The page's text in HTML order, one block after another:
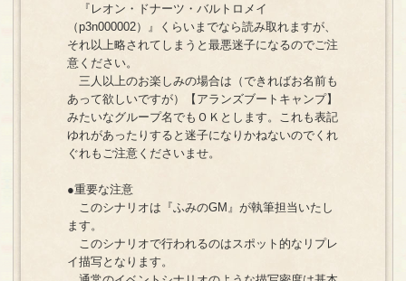
『レオン・ドナーツ・バルトロメイ
（p3n000002）』くらいまでなら読み取れますが、
それ以上略されてしまうと最悪迷子になるのでご注
意ください。
三人以上のお楽しみの場合は（できればお名前も
あって欲しいですが）【アランズブートキャンプ】
みたいなグループ名でもＯＫとします。これも表記
ゆれがあったりすると迷子になりかねないのでくれ
ぐれもご注意くださいませ。
●重要な注意
このシナリオは『ふみのGM』が執筆担当いたし
ます。
このシナリオで行われるのはスポット的なリプレ
イ描写となります。